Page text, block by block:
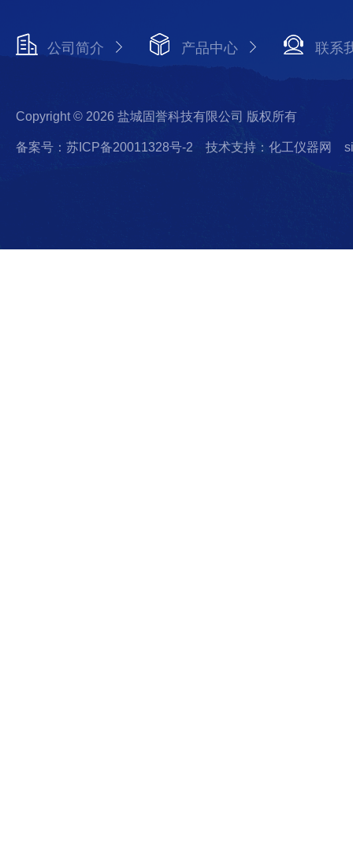
公司简介 产品中心 联系
Copyright © 2026 盐城固誉科技有限公司 版权所有
备案号：苏ICP备20011328号-2 技术支持：化工仪器网